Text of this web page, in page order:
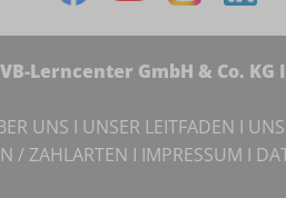
Lerncenter GmbH & Co. KG I
UNS I UNSER LEITFADEN I
/ ZAHLARTEN I IMPRESSUM I